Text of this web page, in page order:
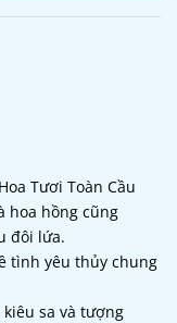
Tươi Toàn Cầu
hoa hồng cũng
đôi lứa.
tình yêu thủy chung
sa và tượng